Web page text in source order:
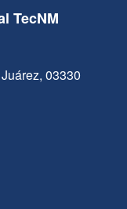
TecNM
03330